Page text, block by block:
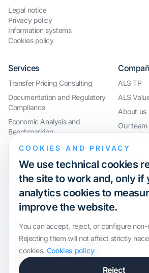
Legal notice
Privacy policy
Information systems
Cookies policy
Services
Transfer Pricing Consulting
Documentation and Regulatory
Compliance
Economic Analysis and
Benchmarking
International Compliance and
Audit Defence and Litigation
Valuations and Financial
Transactions
ALS TP
ALS
About us
Our team
Certification
COOKIES AND PRIVACY
We use technical cookies
the site to work and, only if
analytics cookies to
improve the website.
You can accept, reject, or configure non-
Rejecting them will not affect strictly
cookies. Cookies policy
Reject